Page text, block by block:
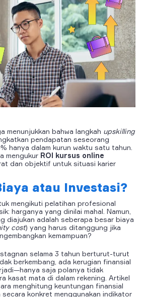
menunjukkan bahwa langkah upskilling
pendapatan seseorang
hanya dalam kurun waktu satu tahun.
mengukur ROI kursus online
dan objektif untuk situasi karier
atau Investasi?
mengikuti pelatihan profesional
harganya yang dinilai mahal. Namun,
diajukan adalah seberapa besar biaya
cost) yang harus ditanggung jika
kemampuan?
selama 3 tahun berturut-turut
berkembang, ada kerugian finansial
saja polanya tidak
kasat mata di dalam rekening. Artikel
menghitung keuntungan finansial
konkret menggunakan indikator